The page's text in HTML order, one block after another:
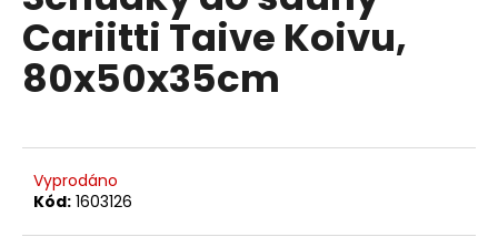
0,0
z
5
hvězdiček.
Cariitti Taive Koivu,
80x50x35cm
Vyprodáno
Kód: 1603126
a
j
í
?